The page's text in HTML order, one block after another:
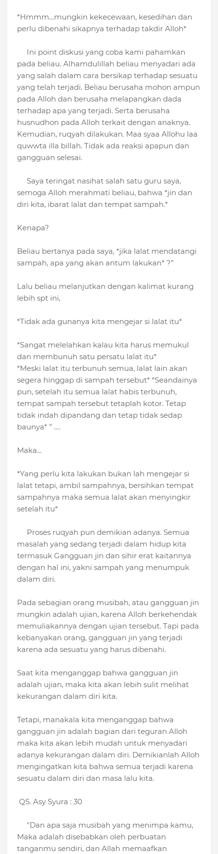
*Hmmm…mungkin kekecewaan, kesedihan dan
perlu dibenahi sikapnya terhadap takdir Alloh*
Ini point diskusi yang coba kami pahamkan
pada beliau. Alhamdulillah beliau menyadari ada
yang salah dalam cara bersikap terhadap sesuatu
yang telah terjadi. Beliau berusaha mohon ampun
pada Alloh dan berusaha melapangkan dada
terhadap apa yang terjadi. Serta berusaha
husnudhon pada Alloh terkait dengan anaknya.
Kemudian, ruqyah dilakukan. Maa syaa Allohu laa
quwwta illa billah. Tidak ada reaksi apapun dan
gangguan selesai.
Saya teringat nasihat salah satu guru saya,
semoga Alloh merahmati beliau, bahwa *jin dan
diri kita, ibarat lalat dan tempat sampah.*
Kenapa?
Beliau bertanya pada saya, *jika lalat mendatangi
sampah, apa yang akan antum lakukan* ?”
Lalu beliau melanjutkan dengan kalimat kurang
lebih spt ini,
*Tidak ada gunanya kita mengejar si lalat itu*
*Sangat melelahkan kalau kita harus memukul
dan membunuh satu persatu lalat itu*
*Meski lalat itu terbunuh semua, lalat lain akan
segera hinggap di sampah tersebut* *Seandainya
pun, setelah itu semua lalat habis terbunuh,
tempat sampah tersebut tetaplah kotor. Tetap
tidak indah dipandang dan tetap tidak sedap
baunya* ” ….
Maka…
*Yang perlu kita lakukan bukan lah mengejar si
lalat tetapi, ambil sampahnya, bersihkan tempat
sampahnya maka semua lalat akan menyingkir
setelah itu*
Proses ruqyah pun demikian adanya. Semua
masalah yang sedang terjadi dalam hidup kita
termasuk Gangguan jin dan sihir erat kaitannya
dengan hal ini, yakni sampah yang menumpuk
dalam diri.
Pada sebagian orang musibah, atau gangguan jin
mungkin adalah ujian, karena Alloh berkehendak
memuliakannya dengan ujian tersebut. Tapi pada
kebanyakan orang, gangguan jin yang terjadi
karena ada sesuatu yang harus dibenahi.
Saat kita menganggap bahwa gangguan jin
adalah ujian, maka kita akan lebih sulit melihat
kekurangan dalam diri kita.
Tetapi, manakala kita menganggap bahwa
gangguan jin adalah bagian dari teguran Alloh
maka kita akan lebih mudah untuk menyadari
adanya kekurangan dalam diri. Demikianlah Alloh
mengingatkan kita bahwa semua terjadi karena
sesuatu dalam diri dan masa lalu kita.
QS. Asy Syura : 30
"Dan apa saja musibah yang menimpa kamu,
Maka adalah disebabkan oleh perbuatan
tanganmu sendiri, dan Allah memaafkan